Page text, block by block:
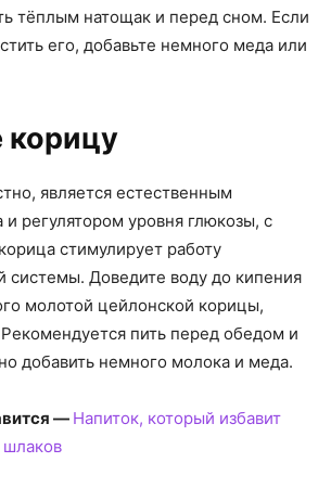
тёплым натощак и перед сном. Если
его, добавьте немного меда или
корицу
является естественным
регулятором уровня глюкозы, с
стимулирует работу
системы. Доведите воду до кипения
молотой цейлонской корицы,
пить перед обедом и
добавить немного молока и меда.
— Напиток, который избавит
шлаков